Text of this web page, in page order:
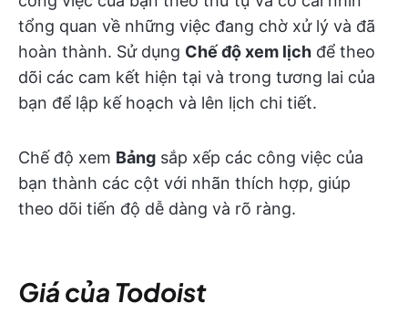
tổng quan về những việc đang chờ xử lý và đã
hoàn thành. Sử dụng Chế độ xem lịch để theo
dõi các cam kết hiện tại và trong tương lai của
bạn để lập kế hoạch và lên lịch chi tiết.
Chế độ xem Bảng sắp xếp các công việc của
bạn thành các cột với nhãn thích hợp, giúp
theo dõi tiến độ dễ dàng và rõ ràng.
Giá của Todoist